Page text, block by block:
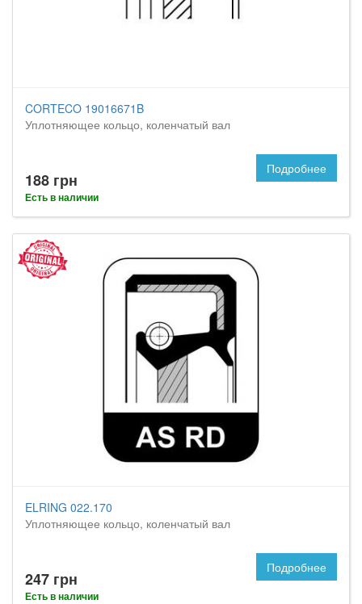
CORTECO 19016671B
Уплотняющее кольцо, коленчатый вал
188 грн
Есть в наличии
Подробнее
ELRING 022.170
Уплотняющее кольцо, коленчатый вал
247 грн
Есть в наличии
Подробнее